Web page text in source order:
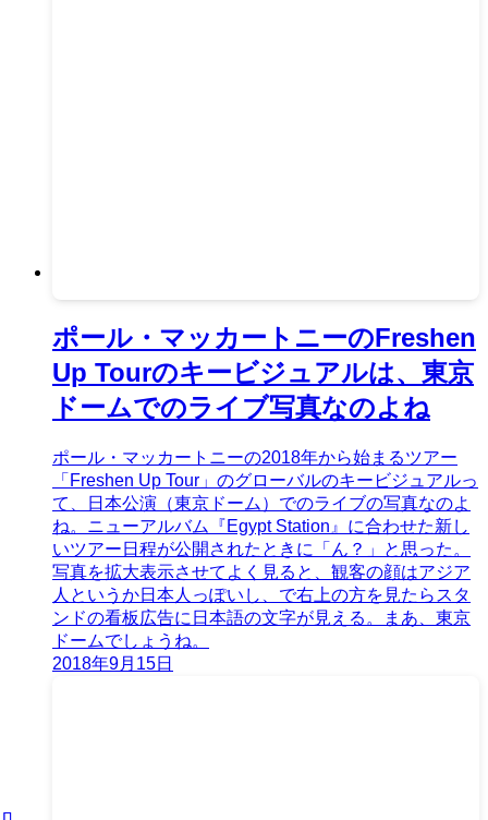
ポール・マッカートニーのFreshen
Up Tourのキービジュアルは、東京
ドームでのライブ写真なのよね
ポール・マッカートニーの2018年から始まるツアー
「Freshen Up Tour」のグローバルのキービジュアルっ
て、日本公演（東京ドーム）でのライブの写真なのよ
ね。ニューアルバム『Egypt Station』に合わせた新し
いツアー日程が公開されたときに「ん？」と思った。
写真を拡大表示させてよく見ると、観客の顔はアジア
人というか日本人っぽいし、で右上の方を見たらスタ
ンドの看板広告に日本語の文字が見える。まあ、東京
ドームでしょうね。
2018年9月15日